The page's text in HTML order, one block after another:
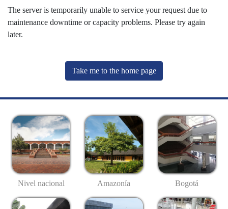
The server is temporarily unable to service your request due to
maintenance downtime or capacity problems. Please try again
later.
Take me to the home page
Nivel nacional Amazonía Bogotá